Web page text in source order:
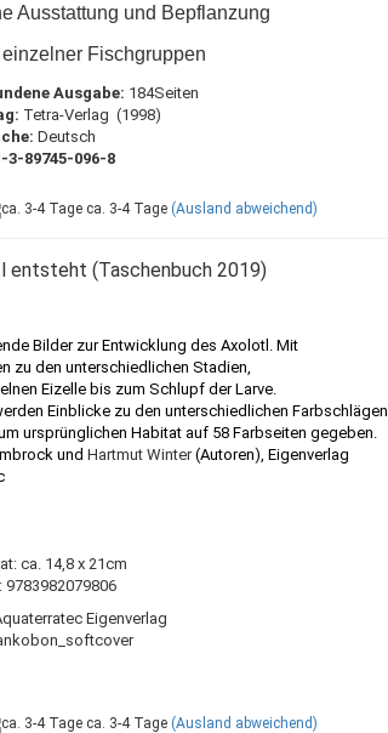
Ausstattung und Bepflanzung
Fischgruppen
Ausgabe: 184Seiten
Tetra-Verlag (1998)
Deutsch
3-89745-096-8
ca. 3-4 Tage (Ausland abweichend)
entsteht (Taschenbuch 2019)
Bilder zur Entwicklung des Axolotl. Mit
zu den unterschiedlichen Stadien,
Eizelle bis zum Schlupf der Larve.
Einblicke zu den unterschiedlichen Farbschlägen
ursprünglichen Habitat auf 58 Farbseiten gegeben.
und Hartmut Winter (Autoren), Eigenverlag
ca. 14,8 x 21cm
9783982079806
Eigenverlag
ca. 3-4 Tage (Ausland abweichend)